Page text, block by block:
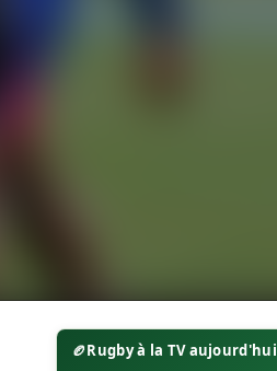
🏉Rugby à la TV aujourd'hui